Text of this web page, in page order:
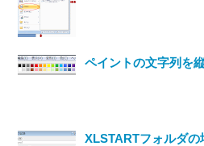
ペイントの文字列を
XLSTARTフォルダの